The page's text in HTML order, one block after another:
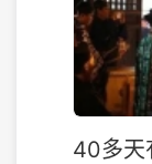
40多天